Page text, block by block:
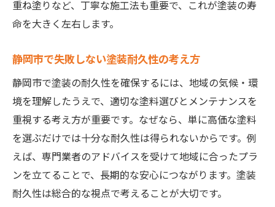
重ね塗りなど、丁寧な施工法も重要で、これが塗装の寿
命を大きく左右します。
静岡市で失敗しない塗装耐久性の考え方
静岡市で塗装の耐久性を確保するには、地域の気候・環
境を理解したうえで、適切な塗料選びとメンテナンスを
重視する考え方が重要です。なぜなら、単に高価な塗料
を選ぶだけでは十分な耐久性は得られないからです。例
えば、専門業者のアドバイスを受けて地域に合ったプラ
ンを立てることで、長期的な安心につながります。塗装
耐久性は総合的な視点で考えることが大切です。